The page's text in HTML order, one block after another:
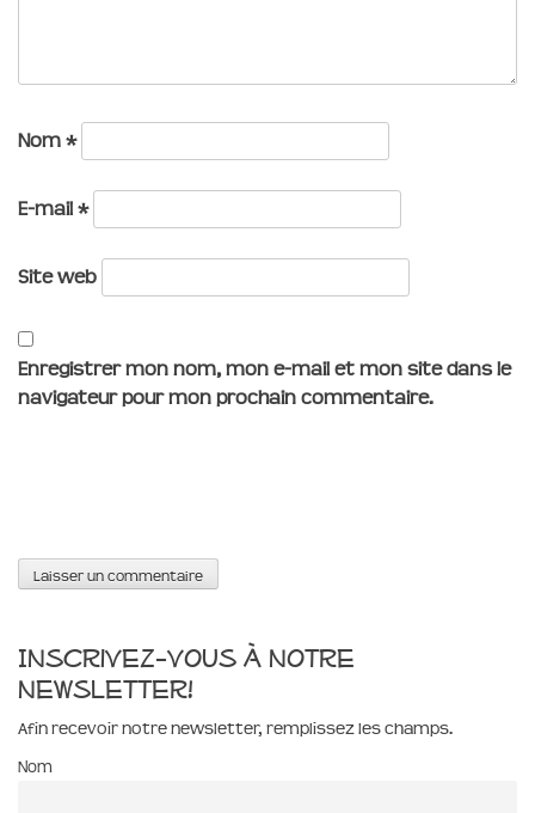
Nom *
E-mail *
Site web
Enregistrer mon nom, mon e-mail et mon site dans le
navigateur pour mon prochain commentaire.
Inscrivez-vous à notre
newsletter!
Afin recevoir notre newsletter, remplissez les champs.
Nom